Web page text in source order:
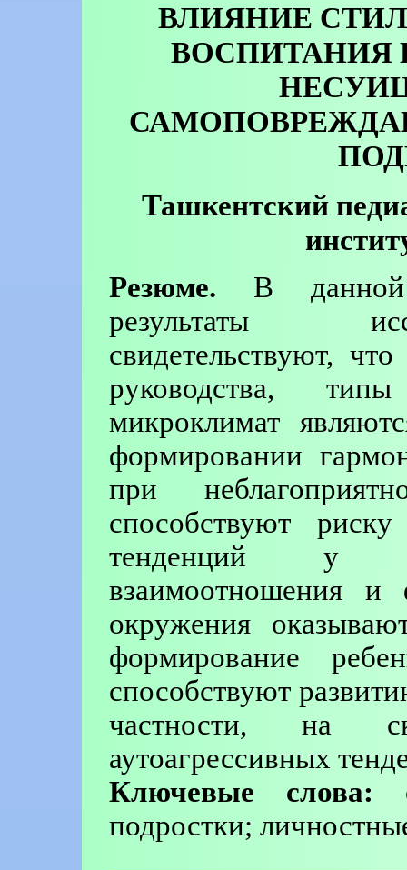
ВЛИЯНИЕ
ВОСПИТАНИЯ
Ташкентский
Резюме. В данной
результаты
свидетельствуют,
руководства,
микроклимат
формировании
при
способствуют риску
тенденций у
взаимоотношения и
окружения
формирование
способствуют
частности, на
аутоагрессивных
Ключевые слова:
подростки;